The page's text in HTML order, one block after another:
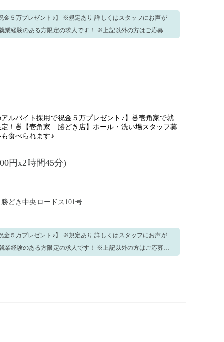
金５万プレゼント♪】 ※規定あり 詳しくはスタッフにお声が
クレス、指輪やアクセサリーは出勤時に外してください。
アルバイト採用で祝金５万プレゼント♪】🍜壱角家で就
定！🍜【壱角家 勝どき店】ホール・洗い場スタッフ募
食べられます♪
円x2時間45分)
どき中央ロードス101号
金５万プレゼント♪】 ※規定あり 詳しくはスタッフにお声が